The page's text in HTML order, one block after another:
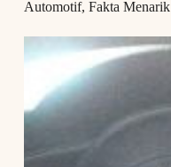
Automotif, Fakta Menarik